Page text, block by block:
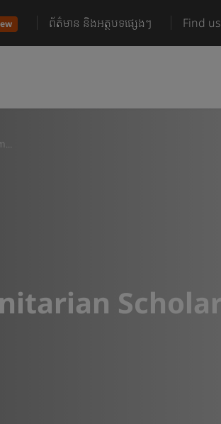
ព័ត៌មាន និងអត្ថបទផ្សេងៗ Find us